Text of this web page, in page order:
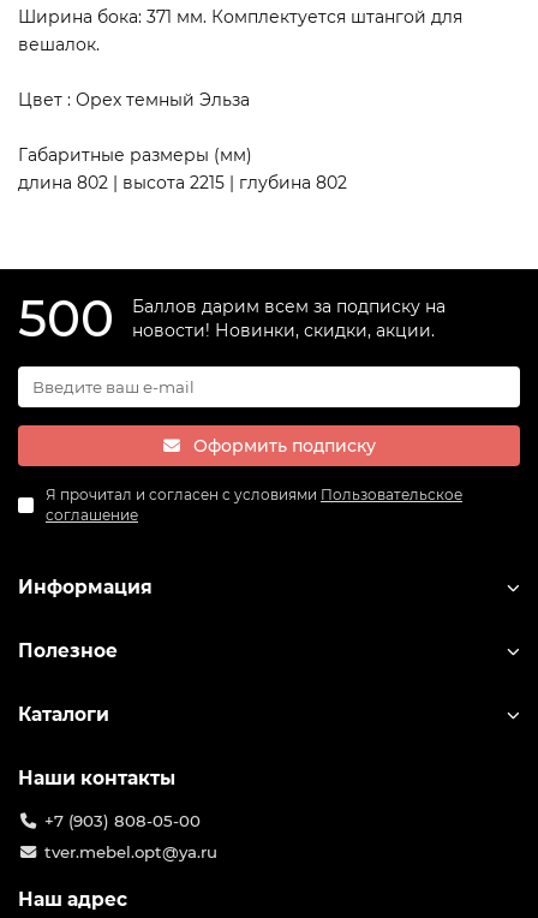
Ширина бока: 371 мм. Комплектуется штангой для
вешалок.
Цвет : Орех темный Эльза
Габаритные размеры (мм)
длина 802 | высота 2215 | глубина 802
500
Баллов дарим всем за подписку на
новости! Новинки, скидки, акции.
Оформить подписку
Я прочитал и согласен с условиями Пользовательское
соглашение
Информация
Полезное
Каталоги
Наши контакты
+7 (903) 808-05-00
tver.mebel.opt@ya.ru
Наш адрес